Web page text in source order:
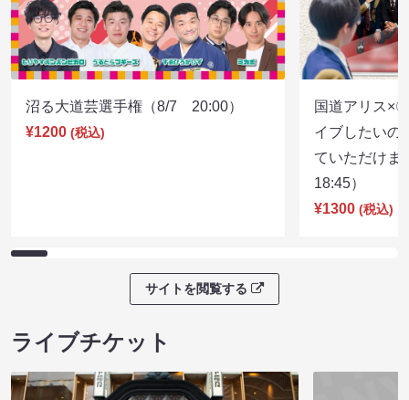
沼る大道芸選手権（8/7 20:00）
¥1200 (税込)
国道アリス×
イブしたいの
ていただけ
18:45）
¥1300 (税込)
サイトを閲覧する
ライブチケット